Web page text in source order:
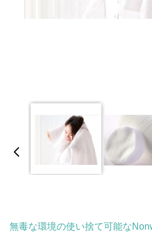
無毒な環境の使い捨て可能な